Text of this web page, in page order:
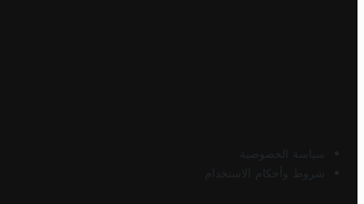
سياسة الخصوصية
شروط وأحكام الاستخدام